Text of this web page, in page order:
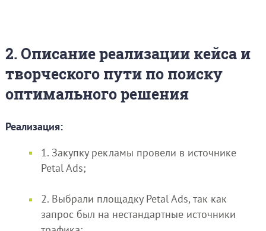
2. Описание реализации кейса и
творческого пути по поиску
оптимального решения
Реализация:
1. Закупку рекламы провели в источнике
Petal Ads;
2. Выбрали площадку Petal Ads, так как
запрос был на нестандартные источники